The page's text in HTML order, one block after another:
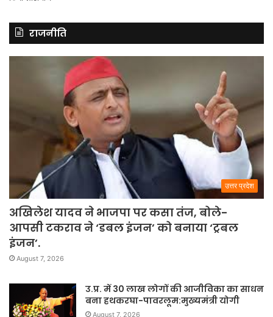
राजनीति
उत्तर प्रदेश
अखिलेश यादव ने भाजपा पर कसा तंज, बोले-
आपसी टकराव ने ‘डबल इंजन’ को बनाया ‘ट्रबल
इंजन’.
August 7, 2026
उ.प्र. में 30 लाख लोगों की आजीविका का साधन
बना हथकरघा-पावरलूम:मुख्यमंत्री योगी
August 7, 2026